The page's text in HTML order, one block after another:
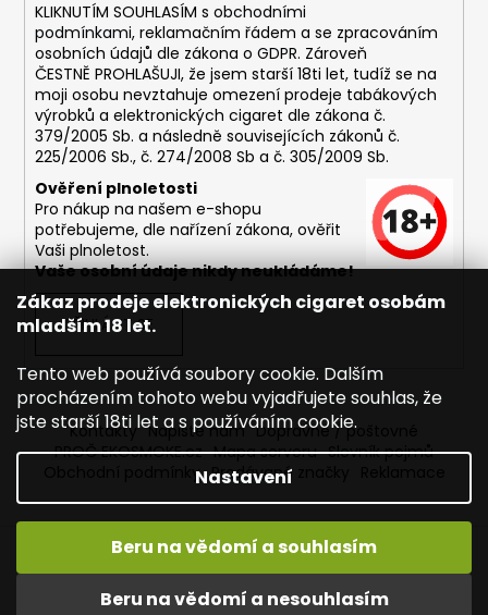
Zákaz prodeje elektronických cigaret osobám
mladším 18 let.
Tento web používá soubory cookie. Dalším
procházením tohoto webu vyjadřujete souhlas, že
jste starší 18ti let a s používáním cookie.
Nastavení
Beru na vědomí a nesouhlasím
Beru na vědomí a souhlasím
KLIKNUTÍM SOUHLASÍM s obchodními
podmínkami, reklamačním řádem a se zpracováním
osobních údajů dle zákona o GDPR. Zároveň
ČESTNĚ PROHLAŠUJI, že jsem starší 18ti let, tudíž se na
moji osobu nevztahuje omezení prodeje tabákových
výrobků a elektronických cigaret dle zákona č.
379/2005 Sb. a následně souvisejících zákonů č.
225/2006 Sb., č. 274/2008 Sb a č. 305/2009 Sb.
Ověření plnoletosti
Pro nákup na našem e-shopu
potřebujeme, dle nařízení zákona, ověřit
Vaši plnoletost.
Vaše osobní údaje nikdy neukládáme!
PŘIHLÁSIT SE
Kontakty Napište nám Dopravné / poštovné
PROČ EKOSMOKE.cz Mapa serveru Slovník pojmů
Obchodní podmínky Prodávané značky
Vytvořil Shoptet
Copyright 2026EKOSMOKE - Specialista na e-cigarety.
Všechna práva vyhrazena. Upravit nastavení cookies